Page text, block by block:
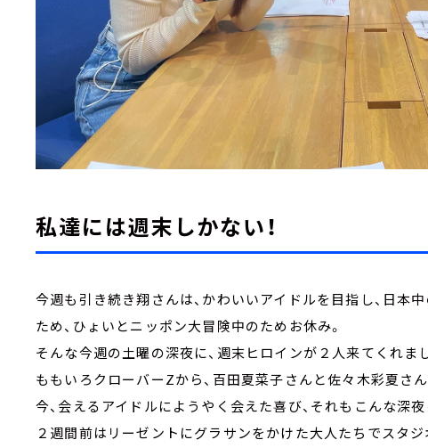
私達には週末しかない！
今週も引き続き翔さんは、かわいいアイドルを目指し、日本
ため、ひょいとニッポン大冒険中のためお休み。
そんな今週の土曜の深夜に、週末ヒロインが２人来てくれまし
ももいろクローバーZから、百田夏菜子さんと佐々木彩夏さん
今、会えるアイドルにようやく会えた喜び、それもこんな深
２週間前はリーゼントにグラサンをかけた大人たちでスタジ